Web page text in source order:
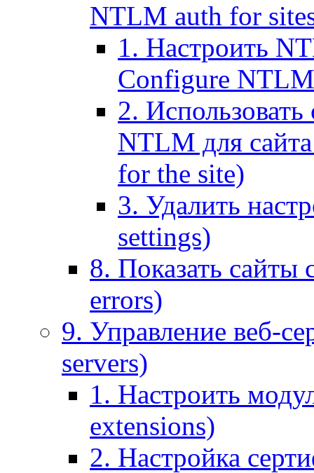
NTLM auth for
1. Настроить
Configure
2.
NTLM для
for the site)
3. Удалить
settings)
8. Показать
errors)
9. Управление веб-
servers)
1. Настроить
extensions)
2. Настройка